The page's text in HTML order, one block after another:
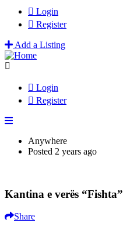
Login
Register
Add a Listing
Login
Register
Anywhere
Posted 2 years ago
Kantina e verës “Fishta”
Share